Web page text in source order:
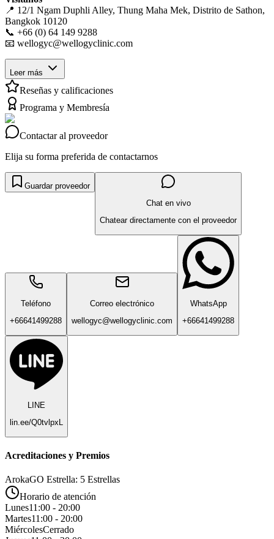
📍 12/1 Ngam Duphli Alley, Thung Maha Mek, Distrito de Sathon,
Bangkok 10120
📞 +66 (0) 64 149 9288
📧 wellogyc@wellogyclinic.com
Leer más
Reseñas y calificaciones
Programa y Membresía
Contactar al proveedor
Elija su forma preferida de contactarnos
Guardar proveedor
Chat en vivo
Chatear directamente con el proveedor
Teléfono
+66641499288
Correo electrónico
wellogyc@wellogyclinic.com
WhatsApp
+66641499288
LINE
lin.ee/Q0tvlpxL
Acreditaciones y Premios
ArokaGO Estrella: 5 Estrellas
Horario de atención
Lunes11:00 - 20:00
Martes11:00 - 20:00
MiércolesCerrado